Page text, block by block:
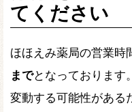
てください
ほほえみ薬局の営業時
までとなっております
変動する可能性がある